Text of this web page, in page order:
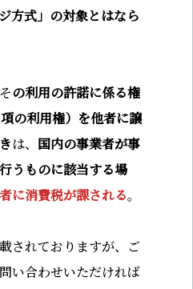
方式」の対象とはなら
の利用の許諾に係る権
の利用権）を他者に譲
は、 国内の事業者が事
うものに該当する場
に消費税が課される。
されておりますが、ご
い合わせいただければ